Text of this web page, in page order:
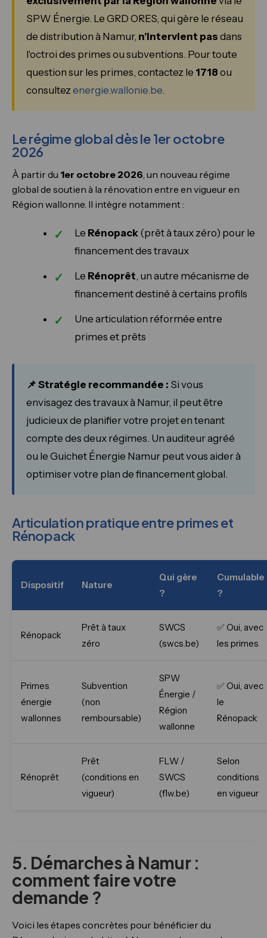
SPW Énergie. Le GRD ORES, qui gère le réseau
de distribution à Namur, n'intervient pas dans
l'octroi des primes ou subventions. Pour toute
question sur les primes, contactez le 1718 ou
consultez energie.wallonie.be.
Le régime global dès le 1er octobre
2026
À partir du 1er octobre 2026, un nouveau régime
global de soutien à la rénovation entre en vigueur en
Région wallonne. Il intègre notamment :
Le Rénopack (prêt à taux zéro) pour le
financement des travaux
Le Rénoprêt, un autre mécanisme de
financement destiné à certains profils
Une articulation réformée entre
primes et prêts
📌 Stratégie recommandée : Si vous
envisagez des travaux à Namur, il peut être
judicieux de planifier votre projet en tenant
compte des deux régimes. Un auditeur agréé
ou le Guichet Énergie Namur peut vous aider à
optimiser votre plan de financement global.
Articulation pratique entre primes et
Rénopack
Dispositif Nature
Qui gère
?
Cumulable
?
Rénopack
Prêt à taux
zéro
SWCS
(swcs.be)
✅ Oui, avec
les primes
Primes
énergie
wallonnes
Subvention
(non
remboursable)
SPW
Énergie /
Région
wallonne
✅ Oui, avec
le
Rénopack
Rénoprêt
Prêt
(conditions en
vigueur)
FLW /
SWCS
(flw.be)
Selon
conditions
en vigueur
5. Démarches à Namur :
comment faire votre
demande ?
Voici les étapes concrètes pour bénéficier du